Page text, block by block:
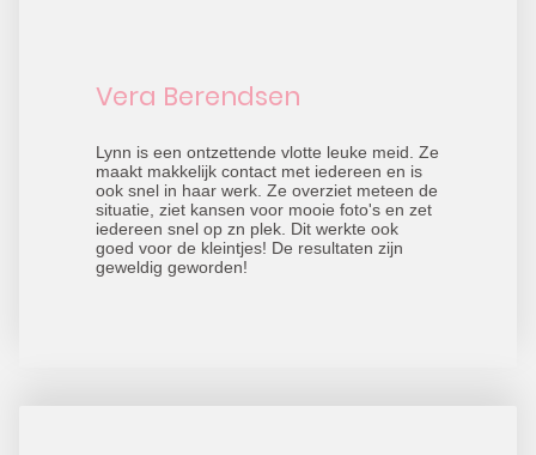
Vera Berendsen
Lynn is een ontzettende vlotte leuke meid. Ze
maakt makkelijk contact met iedereen en is
ook snel in haar werk. Ze overziet meteen de
situatie, ziet kansen voor mooie foto's en zet
iedereen snel op zn plek. Dit werkte ook
goed voor de kleintjes! De resultaten zijn
geweldig geworden!